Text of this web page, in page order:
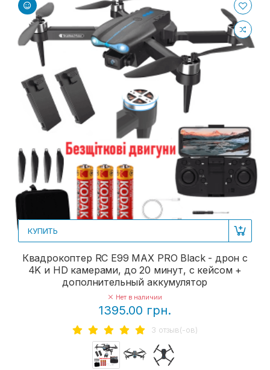
КУПИТЬ
Квадрокоптер RC E99 MAX PRO Black - дрон с
4K и HD камерами, до 20 минут, с кейсом +
дополнительный аккумулятор
Нет в наличии
1395.00 грн.
3 отзыв(-ов)